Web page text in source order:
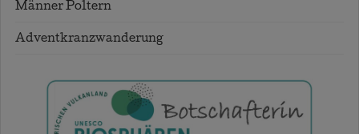
Männer Poltern
Adventkranzwanderung